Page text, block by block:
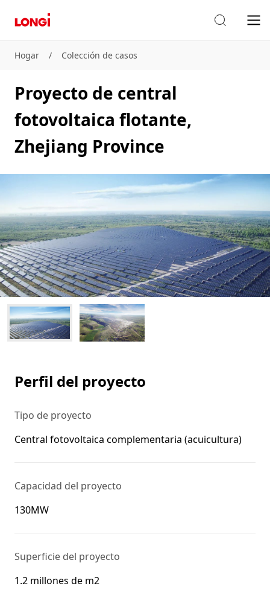
Hogar / Colección de casos
Proyecto de central
fotovoltaica flotante,
Zhejiang Province
Perfil del proyecto
Tipo de proyecto
Central fotovoltaica complementaria (acuicultura)
Capacidad del proyecto
130MW
Superficie del proyecto
1.2 millones de m2